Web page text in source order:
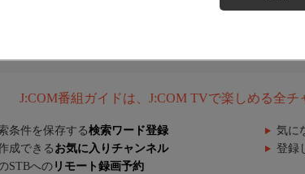
J:COM番組ガイドは、J:COM TVで楽しめる全チ
条件を保存する検索ワード登録 気に
成できる お気に入りチャンネル 登録
STBへの リモート録画予約